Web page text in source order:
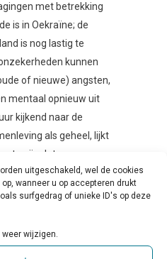
uitgeschakeld, wel de cookies
wanneer u op accepteren drukt
surfgedrag of unieke ID's op deze
wijzigen.
met betrekking
is in Oekraïne; de
is nog lastig te
kunnen
of nieuwe) angsten,
mentaal opnieuw uit
kijkend naar de
als geheel, lijkt
te zijn dat we onze
wanneer de
weer toenemen.
Trouw.